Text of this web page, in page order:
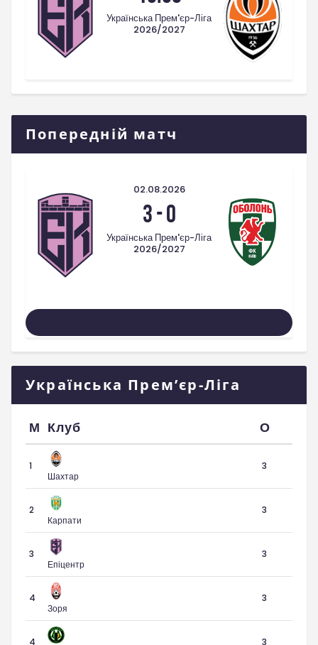
Українська Прем'єр-Ліга
2026/2027
Попередній матч
02.08.2026
3-0
Українська Прем'єр-Ліга
2026/2027
Українська Прем’єр-Ліга
М Клуб О
1
Шахтар
3
2
Карпати
3
3
Епіцентр
3
4
Зоря
3
4
3